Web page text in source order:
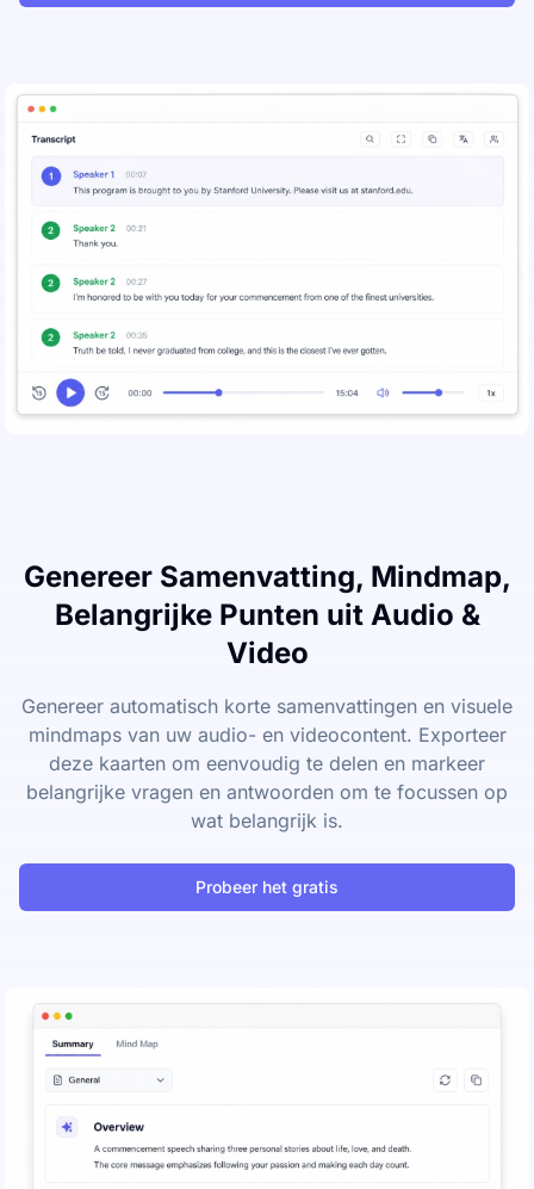
Genereer Samenvatting, Mindmap,
Belangrijke Punten uit Audio &
Video
Genereer automatisch korte samenvattingen en visuele
mindmaps van uw audio- en videocontent. Exporteer
deze kaarten om eenvoudig te delen en markeer
belangrijke vragen en antwoorden om te focussen op
wat belangrijk is.
Probeer het gratis